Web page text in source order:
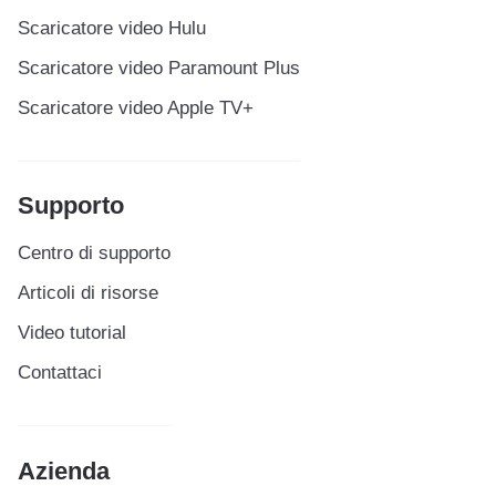
Scaricatore video Hulu
Scaricatore video Paramount Plus
Scaricatore video Apple TV+
Supporto
Centro di supporto
Articoli di risorse
Video tutorial
Contattaci
Azienda